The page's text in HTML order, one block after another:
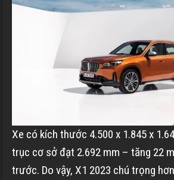
Xe có kích thước 4.500 x 1.845 x
trục cơ sở đạt 2.692 mm – tăng 22
trước. Do vậy, X1 2023 chú trọng